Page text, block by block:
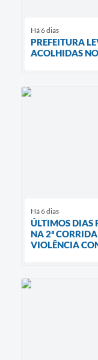
Há 6 dias
PREFEITURA
ACOLHIDAS
Há 6 dias
ÚLTIMOS DIAS
NA 2ª
VIOLÊNCIA